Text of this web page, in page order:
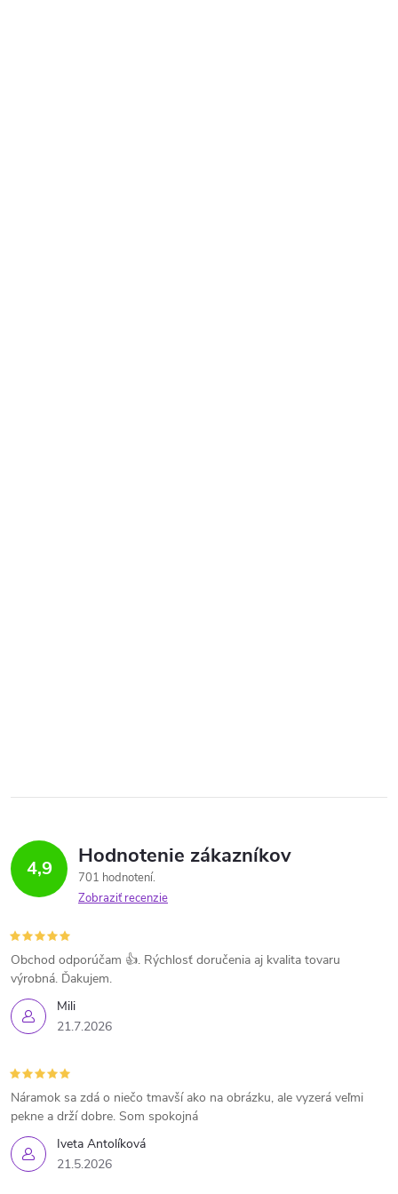
4,9 Hodnotenie zákazníkov
701 hodnotení
Zobraziť recenzie
Mili
21.7.2026
Obchod odporúčam 👍. Rýchlosť doručenia aj kvalita tovaru
výrobná. Ďakujem.
Iveta Antolíková
21.5.2026
Náramok sa zdá o niečo tmavší ako na obrázku, ale vyzerá veľmi
pekne a drží dobre. Som spokojná